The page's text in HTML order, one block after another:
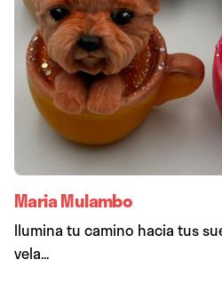
Maria Mulambo
Ilumina tu camino hacia tus
vela...